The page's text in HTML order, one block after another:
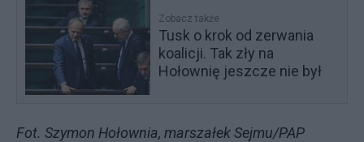
Zobacz także
Tusk o krok od zerwania
koalicji. Tak zły na
Hołownię jeszcze nie był
Fot. Szymon Hołownia, marszałek Sejmu/PAP